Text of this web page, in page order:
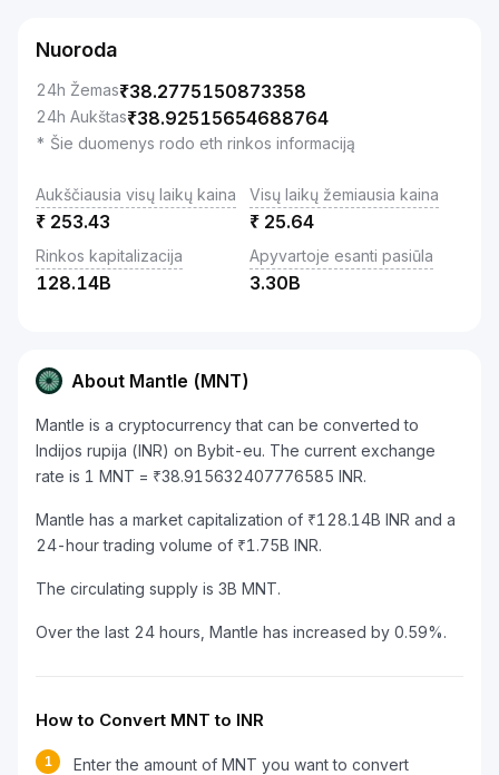
Nuoroda
24h Žemas₹38.2775150873358
24h Aukštas₹38.92515654688764
* Šie duomenys rodo eth rinkos informaciją
Aukščiausia visų laikų kaina
₹ 253.43
Visų laikų žemiausia kaina
₹ 25.64
Rinkos kapitalizacija
128.14B
Apyvartoje esanti pasiūla
3.30B
About Mantle (MNT)
Mantle is a cryptocurrency that can be converted to
Indijos rupija (INR) on Bybit-eu. The current exchange
rate is 1 MNT = ₹38.915632407776585 INR.
Mantle has a market capitalization of ₹128.14B INR and a
24-hour trading volume of ₹1.75B INR.
The circulating supply is 3B MNT.
Over the last 24 hours, Mantle has increased by 0.59%.
How to Convert MNT to INR
1 Enter the amount of MNT you want to convert